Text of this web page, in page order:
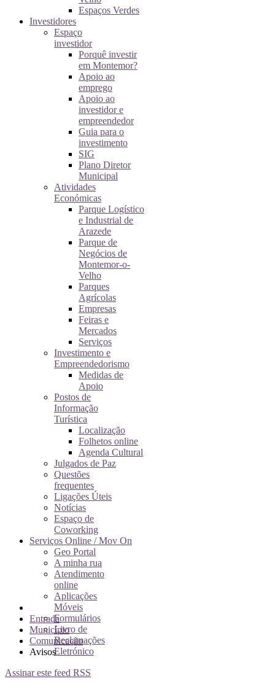
Espaços Verdes
Investidores
Espaço
investidor
Porquê investir
em Montemor?
Apoio ao
emprego
Apoio ao
investidor e
empreendedor
Guia para o
investimento
SIG
Plano Diretor
Municipal
Atividades
Económicas
Parque Logístico
e Industrial de
Arazede
Parque de
Negócios de
Montemor-o-
Velho
Parques
Agrícolas
Empresas
Feiras e
Mercados
Serviços
Investimento e
Empreendedorismo
Medidas de
Apoio
Postos de
Informação
Turística
Localização
Folhetos online
Agenda Cultural
Julgados de Paz
Questões
frequentes
Ligações Úteis
Notícias
Espaço de
Coworking
Serviços Online / Mov On
Geo Portal
A minha rua
Atendimento
online
Aplicações
Móveis
Formulários
Livro de
Reclamações
Eletrónico
Entrada
Município
Comunicação
Avisos
Assinar este feed RSS